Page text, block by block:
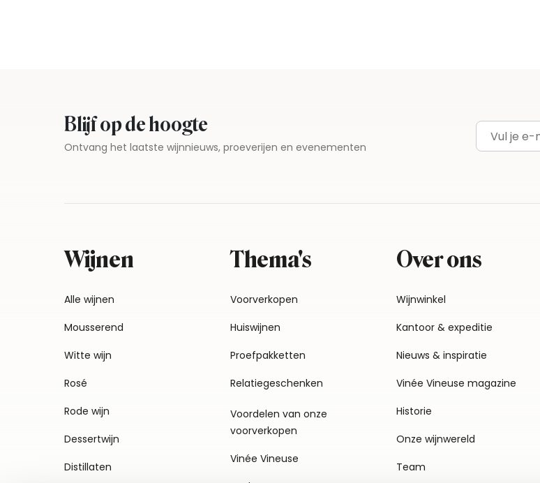
Blijf op de hoogte
Ontvang het laatste wijnnieuws, proeverijen en evenementen E-mailadres
Wijnen
Alle wijnen
Mousserend
Witte wijn
Rosé
Rode wijn
Dessertwijn
Distillaten
Thema's
Voorverkopen
Huiswijnen
Proefpakketten
Relatiegeschenken
Voordelen van onze
voorverkopen
Vinée Vineuse
Over ons
Wijnwinkel
Kantoor & expeditie
Nieuws & inspiratie
Vinée Vineuse magazine
Historie
Onze wijnwereld
Team